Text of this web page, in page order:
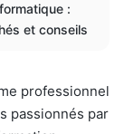
:
et conseils
professionnel
passionnés par